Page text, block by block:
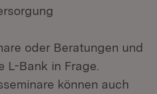
oder Beratungen und
L-Bank in Frage.
können auch